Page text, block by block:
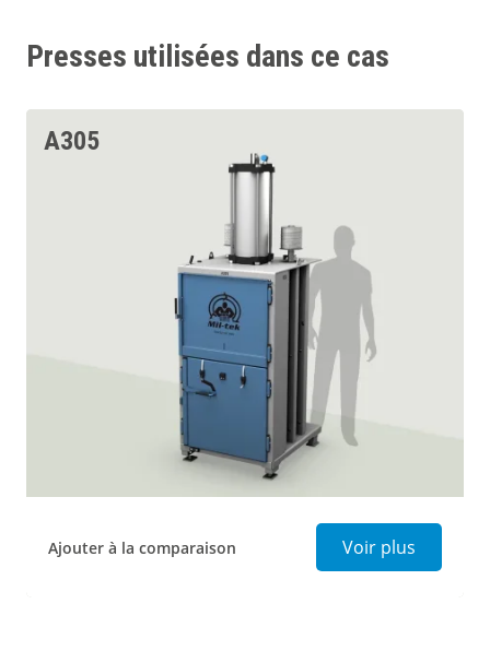
Presses utilisées dans ce cas
A305
Ajouter à la comparaison Voir plus